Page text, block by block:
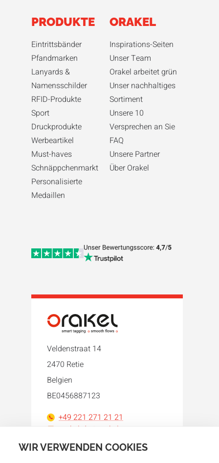
WIR VERWENDEN COOKIES
PRODUKTE
Eintrittsbänder
Pfandmarken
Lanyards &
Namensschilder
RFID-Produkte
Sport
Druckprodukte
Werbeartikel
Must-haves
Schnäppchenmarkt
Personalisierte
Medaillen
ORAKEL
Inspirations-Seiten
Unser Team
Orakel arbeitet grün
Unser nachhaltiges
Sortiment
Unsere 10
Versprechen an Sie
FAQ
Unsere Partner
Über Orakel
Veldenstraat 14
2470 Retie
Belgien
BE0456887123
+49 221 271 21 21
orakel-de@orakel.com